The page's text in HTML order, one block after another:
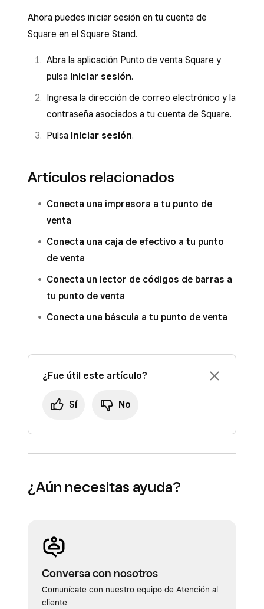
Ahora puedes iniciar sesión en tu cuenta de
Square en el Square Stand.
Abra la aplicación Punto de venta Square y
pulsa Iniciar sesión.
Ingresa la dirección de correo electrónico y la
contraseña asociados a tu cuenta de Square.
Pulsa Iniciar sesión.
Artículos relacionados
Conecta una impresora a tu punto de
venta
Conecta una caja de efectivo a tu punto
de venta
Conecta un lector de códigos de barras a
tu punto de venta
Conecta una báscula a tu punto de venta
¿Fue útil este artículo?
Sí No
¿Aún necesitas ayuda?
Conversa con nosotros
Comunícate con nuestro equipo de Atención al
cliente